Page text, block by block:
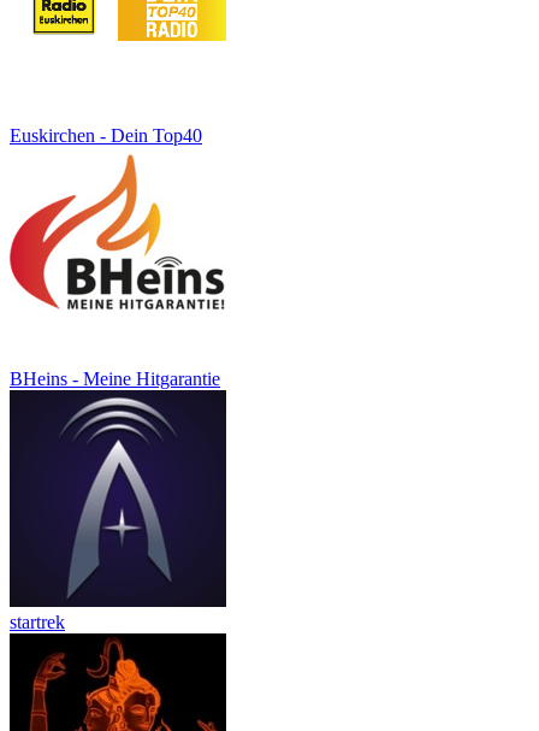
Euskirchen - Dein Top40
BHeins - Meine Hitgarantie
startrek